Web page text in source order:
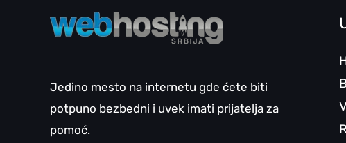
Jedino mesto na internetu gde ćete biti
potpuno bezbedni i uvek imati prijatelja za
pomoć.